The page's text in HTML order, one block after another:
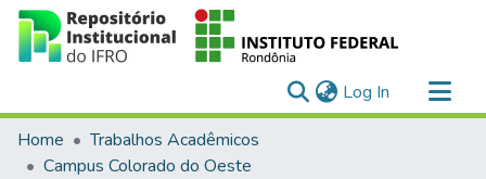
Log In (current)
Communities & Collections
All of DSpace
Home
Trabalhos Acadêmicos
Campus Colorado do Oeste